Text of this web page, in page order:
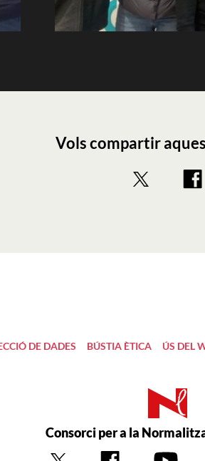
Vols compartir
DE DADES BÚSTIA ÈTICA ÚS DEL
Consorci per a la